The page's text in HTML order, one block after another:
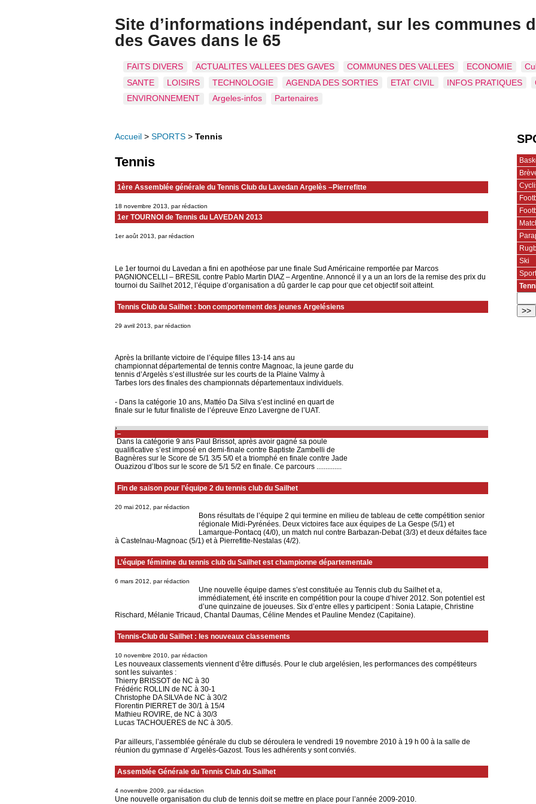
Site d’informations indépendant, sur les communes
des Gaves dans le 65
FAITS DIVERS ACTUALITES VALLEES DES GAVES COMMUNES DES VALLEES ECONOMIE
SANTE
LOISIRS TECHNOLOGIE AGENDA DES SORTIES ETAT CIVIL INFOS PRATIQUES
ENVIRONNEMENT
Argeles-infos Partenaires
Accueil > SPORTS > Tennis
Tennis
1ère Assemblée générale du Tennis Club du Lavedan Argelès –Pierrefitte
18 novembre 2013, par rédaction
1er TOURNOI de Tennis du LAVEDAN 2013
1er août 2013, par rédaction
Le 1er tournoi du Lavedan a fini en apothéose par une finale Sud Américaine remportée par Marcos
PAGNIONCELLI – BRESIL contre Pablo Martin DIAZ – Argentine. Annoncé il y a un an lors de la remise des prix du
tournoi du Sailhet 2012, l’équipe d’organisation a dû garder le cap pour que cet objectif soit atteint.
Tennis Club du Sailhet : bon comportement des jeunes Argelésiens
29 avril 2013, par rédaction
Après la brillante victoire de l’équipe filles 13-14 ans au
championnat départemental de tennis contre Magnoac, la jeune garde du
tennis d’Argelès s’est illustrée sur les courts de la Plaine Valmy à
Tarbes lors des finales des championnats départementaux individuels.
- Dans la catégorie 10 ans, Mattéo Da Silva s’est incliné en quart de
finale sur le futur finaliste de l’épreuve Enzo Lavergne de l’UAT.
–
Dans la catégorie 9 ans Paul Brissot, après avoir gagné sa poule
qualificative s’est imposé en demi-finale contre Baptiste Zambelli de
Bagnères sur le Score de 5/1 3/5 5/0 et a triomphé en finale contre Jade
Ouazizou d’Ibos sur le score de 5/1 5/2 en finale. Ce parcours ..............
Fin de saison pour l’équipe 2 du tennis club du Sailhet
20 mai 2012, par rédaction
Bons résultats de l’équipe 2 qui termine en milieu de tableau de cette compétition senior
régionale Midi-Pyrénées. Deux victoires face aux équipes de La Gespe (5/1) et
Lamarque-Pontacq (4/0), un match nul contre Barbazan-Debat (3/3) et deux défaites face
à Castelnau-Magnoac (5/1) et à Pierrefitte-Nestalas (4/2).
L’équipe féminine du tennis club du Sailhet est championne départementale
6 mars 2012, par rédaction
Une nouvelle équipe dames s’est constituée au Tennis club du Sailhet et a,
immédiatement, été inscrite en compétition pour la coupe d’hiver 2012. Son potentiel est
d’une quinzaine de joueuses. Six d’entre elles y participent : Sonia Latapie, Christine
Rischard, Mélanie Tricaud, Chantal Daumas, Céline Mendes et Pauline Mendez (Capitaine).
Tennis-Club du Sailhet : les nouveaux classements
10 novembre 2010, par rédaction
Les nouveaux classements viennent d’être diffusés. Pour le club argelésien, les performances des compétiteurs
sont les suivantes :
Thierry BRISSOT de NC à 30
Frédéric ROLLIN de NC à 30-1
Christophe DA SILVA de NC à 30/2
Florentin PIERRET de 30/1 à 15/4
Mathieu ROVIRE, de NC à 30/3
Lucas TACHOUERES de NC à 30/5.
Par ailleurs, l’assemblée générale du club se déroulera le vendredi 19 novembre 2010 à 19 h 00 à la salle de
réunion du gymnase d’ Argelès-Gazost. Tous les adhérents y sont conviés.
Assemblée Générale du Tennis Club du Sailhet
4 novembre 2009, par rédaction
Une nouvelle organisation du club de tennis doit se mettre en place pour l’année 2009-2010.
Ski